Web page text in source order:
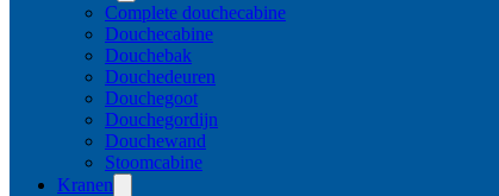
Complete douchecabine
Douchecabine
Douchebak
Douchedeuren
Douchegoot
Douchegordijn
Douchewand
Stoomcabine
Kranen